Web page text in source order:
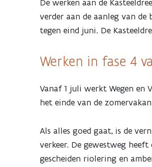
met
Meierij,
Kraaiestee
en
Molenberg
De werken aan de
verder aan de aanleg van
tegen eind juni. De
Werken in fase 4
Vanaf 1 juli werkt Wegen en
het einde van de
Als alles goed gaat, is de
verkeer. De gewestweg
gescheiden riolering en